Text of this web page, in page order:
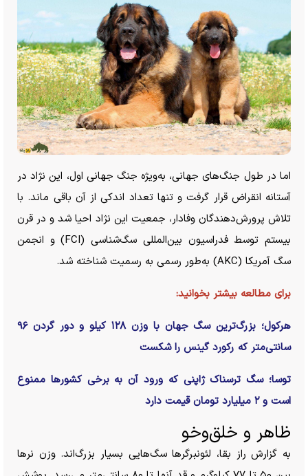
اما در طول جنگ‌های جهانی، به‌ویژه جنگ جهانی اول، این نژاد در
آستانه انقراض قرار گرفت و تنها تعداد اندکی از آن باقی ماند. با
تلاش پرورش‌دهندگان وفادار، جمعیت این نژاد احیا شد و در قرن
بیستم توسط فدراسیون بین‌المللی سگ‌شناسی (FCI) و انجمن
سگ آمریکا (AKC) به‌طور رسمی به رسمیت شناخته شد.
برای مطالعه بیشتر بخوانید:
هرکول؛ بزرگ‌ترین سگ جهان با وزن ۱۲۸ کیلو و دور گردن ۹۶
سانتی‌متر که رکورد گینس را شکست
توسا؛ سگ ترسناک ژاپنی که ورود آن به برخی کشور‌ها ممنوع
است و ۲ میلیارد تومان قیمت دارد
ظاهر و خلق‌وخو
به گزارش راز بقا، لئونبرگر‌ها سگ‌هایی بسیار بزرگ‌اند. وزن نر‌ها